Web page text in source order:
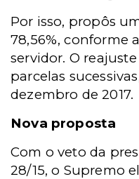
Por isso, propôs
78,56%, conforme
servidor. O
parcelas
dezembro de 2017.
Nova proposta
Com o veto da
28/15, o Supremo